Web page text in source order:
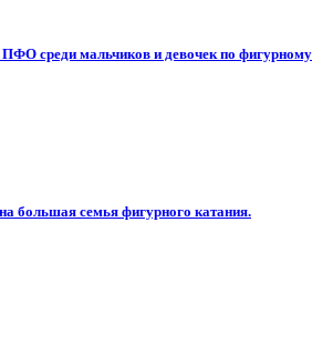
среди мальчиков и девочек по
большая семья фигурного катания.